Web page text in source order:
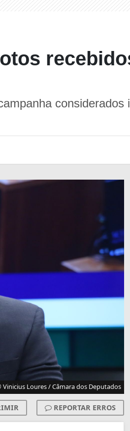
Vinicius Loures / Câmara dos Deputados
REPORTAR ERROS